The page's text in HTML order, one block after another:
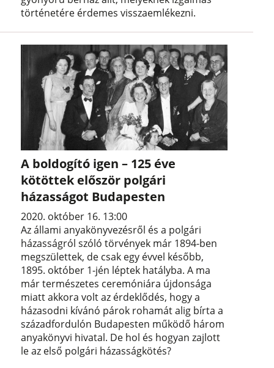
történetére érdemes visszaemlékezni.
A boldogító igen – 125 éve
kötöttek először polgári
házasságot Budapesten
2020. október 16. 13:00
Az állami anyakönyvezésről és a polgári
házasságról szóló törvények már 1894-ben
megszülettek, de csak egy évvel később,
1895. október 1-jén léptek hatályba. A ma
már természetes ceremóniára újdonsága
miatt akkora volt az érdeklődés, hogy a
házasodni kívánó párok rohamát alig bírta a
századfordulón Budapesten működő három
anyakönyvi hivatal. De hol és hogyan zajlott
le az első polgári házasságkötés?